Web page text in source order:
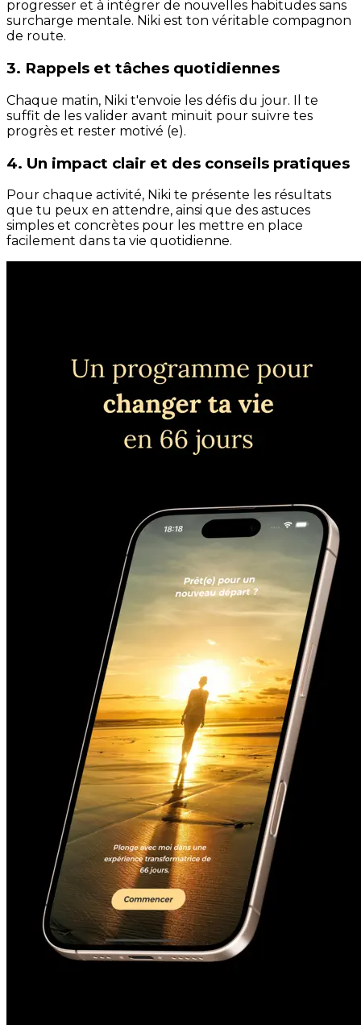
progresser et à intégrer de nouvelles habitudes sans
surcharge mentale. Niki est ton véritable compagnon
de route.
3. Rappels et tâches quotidiennes
Chaque matin, Niki t'envoie les défis du jour. Il te
suffit de les valider avant minuit pour suivre tes
progrès et rester motivé (e).
4. Un impact clair et des conseils pratiques
Pour chaque activité, Niki te présente les résultats
que tu peux en attendre, ainsi que des astuces
simples et concrètes pour les mettre en place
facilement dans ta vie quotidienne.